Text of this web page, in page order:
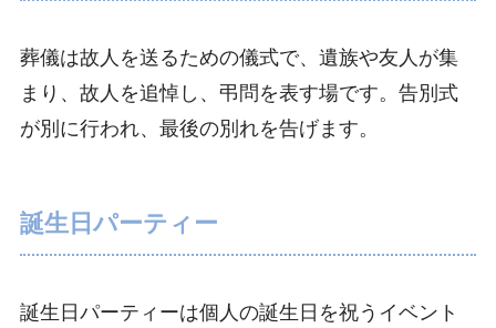
葬儀は故人を送るための儀式で、遺族や友人が集
まり、故人を追悼し、弔問を表す場です。告別式
が別に行われ、最後の別れを告げます。
誕生日パーティー
誕生日パーティーは個人の誕生日を祝うイベント